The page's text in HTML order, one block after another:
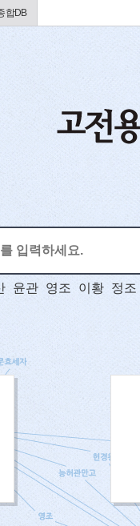
합DB
윤관 영조 이황 정조